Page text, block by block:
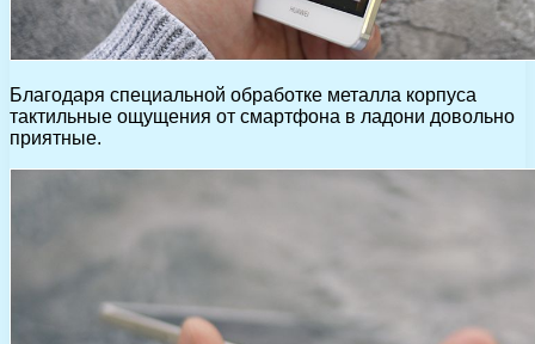
Благодаря специальной обработке металла корпуса
тактильные ощущения от смартфона в ладони довольно
приятные.